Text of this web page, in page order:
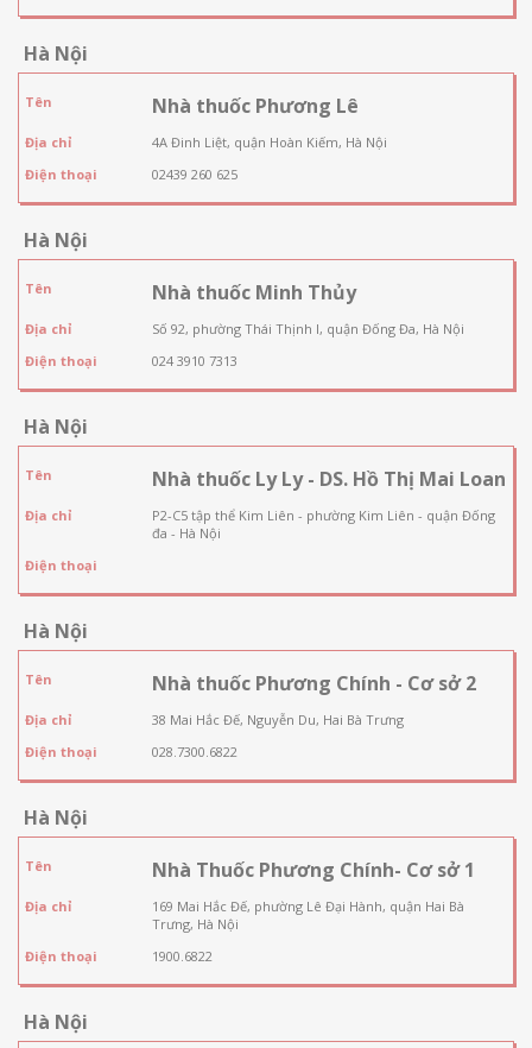
Hà Nội
Tên Nhà thuốc Phương Lê
Địa chỉ
4A Đinh Liệt, quận Hoàn Kiếm, Hà Nội
Điện thoại
02439 260 625
Hà Nội
Tên Nhà thuốc Minh Thủy
Địa chỉ
Số 92, phường Thái Thịnh I, quận Đống Đa, Hà Nội
Điện thoại
024 3910 7313
Hà Nội
Tên Nhà thuốc Ly Ly - DS. Hồ Thị Mai Loan
Địa chỉ
P2-C5 tập thể Kim Liên - phường Kim Liên - quận Đống
đa - Hà Nội
Điện thoại
Hà Nội
Tên Nhà thuốc Phương Chính - Cơ sở 2
Địa chỉ
38 Mai Hắc Đế, Nguyễn Du, Hai Bà Trưng
Điện thoại
028.7300.6822
Hà Nội
Tên Nhà Thuốc Phương Chính- Cơ sở 1
Địa chỉ
169 Mai Hắc Đế, phường Lê Đại Hành, quận Hai Bà
Trưng, Hà Nội
Điện thoại
1900.6822
Hà Nội